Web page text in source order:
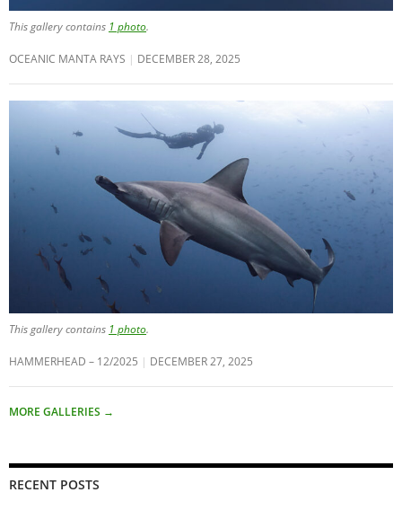
This gallery contains 1 photo.
OCEANIC MANTA RAYS DECEMBER 28, 2025
This gallery contains 1 photo.
HAMMERHEAD – 12/2025 DECEMBER 27, 2025
MORE GALLERIES →
RECENT POSTS